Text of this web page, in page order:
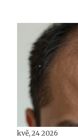
kvě, 24 2026